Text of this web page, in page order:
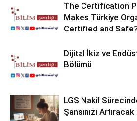
The Certification
Makes Türkiye
Certified and Safe?
Dijital İkiz ve
Bölümü
LGS Nakil
Şansınızı